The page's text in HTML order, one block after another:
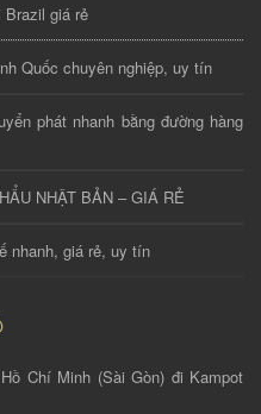
Brazil giá rẻ
Quốc chuyên nghiệp, uy tín
phát nhanh bằng đường hàng
NHẬT BẢN – GIÁ RẺ
nhanh, giá rẻ, uy tín
Chí Minh (Sài Gòn) đi Kampot